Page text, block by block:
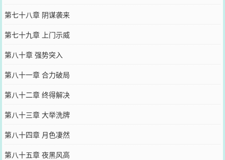
第七十八章 阴谋袭来
第七十九章 上门示威
第八十章 强势突入
第八十一章 合力破局
第八十二章 终得解决
第八十三章 大举洗牌
第八十四章 月色凄然
第八十五章 夜黑风高